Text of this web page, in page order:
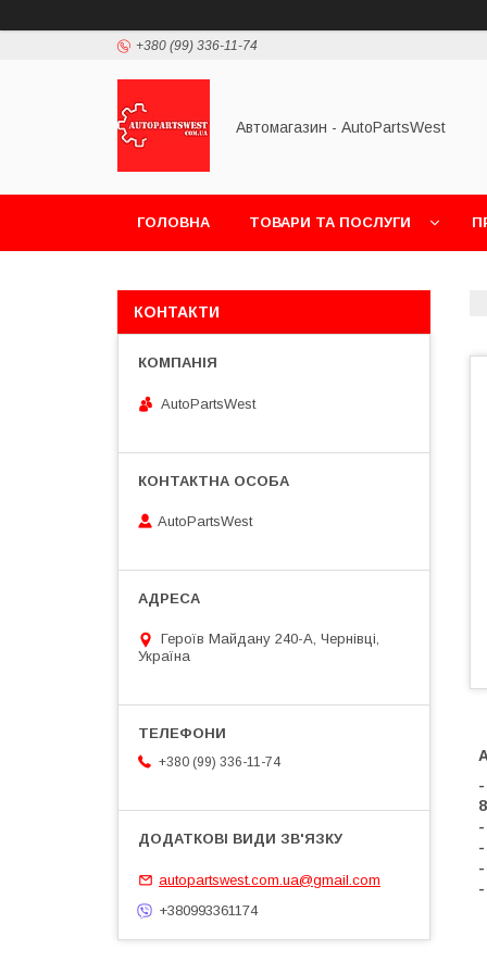
+380 (99) 336-11-74
Автомагазин - AutoPartsWest
ГОЛОВНА ТОВАРИ ТА ПОСЛУГИ
КОНТАКТИ
AutoPartsWest
AutoPartsWest
Героїв Майдану 240-А, Чернівці,
Україна
+380 (99) 336-11-74
autopartswest.com.ua@gmail.com
+380993361174